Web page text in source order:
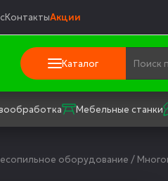
КонтактыАкции
Каталог
Мебельные станки
оборудование /